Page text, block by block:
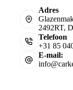
Adres
2492RT,
Telefoon
+31 85
E-mail: